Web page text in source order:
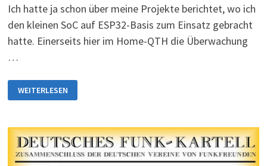
Ich hatte ja schon über meine Projekte berichtet, wo ich
den kleinen SoC auf ESP32-Basis zum Einsatz gebracht
hatte. Einerseits hier im Home-QTH die Überwachung
…
PROJEKT:
MEIN
SICHTBAR
FÜR
EUCH
WEITERLESEN